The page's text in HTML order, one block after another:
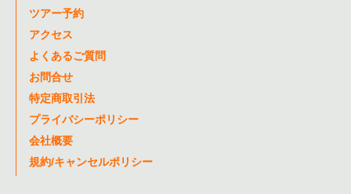
ツアー予約
アクセス
よくあるご質問
お問合せ
特定商取引法
プライバシーポリシー
会社概要
規約/キャンセルポリシー